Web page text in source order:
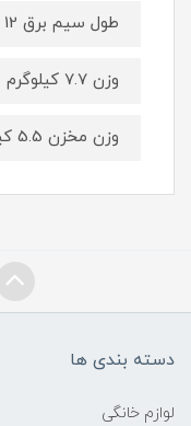
طول سیم برق 12 متر
وزن 7.7 کیلوگرم
وزن مخزن 5.5 کیلوگرم
دسته بندی ها
لوازم خانگی